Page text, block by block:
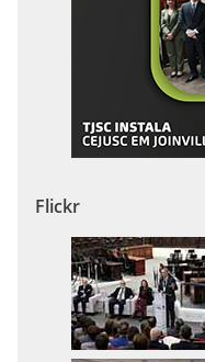
Flickr